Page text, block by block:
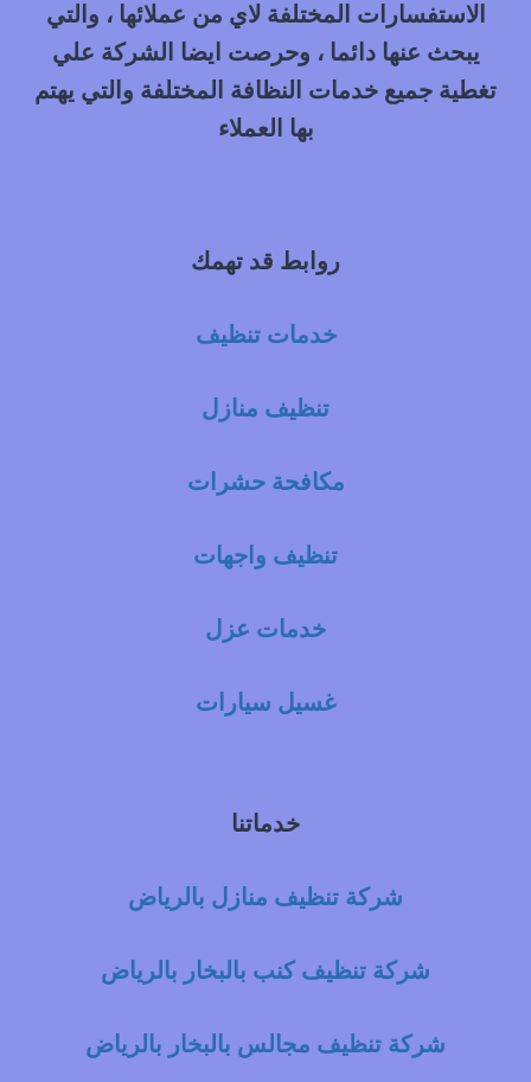
الاستفسارات المختلفة لاي من عملائها ، والتي
يبحث عنها دائما ، وحرصت ايضا الشركة علي
تغطية جميع خدمات النظافة المختلفة والتي يهتم
بها العملاء
روابط قد تهمك
خدمات تنظيف
تنظيف منازل
مكافحة حشرات
تنظيف واجهات
خدمات عزل
غسيل سيارات
خدماتنا
شركة تنظيف منازل بالرياض
شركة تنظيف كنب بالبخار بالرياض
شركة تنظيف مجالس بالبخار بالرياض